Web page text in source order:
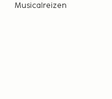
Musicalreizen